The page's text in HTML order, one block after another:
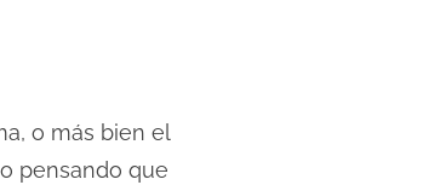
o más bien el
pensando que